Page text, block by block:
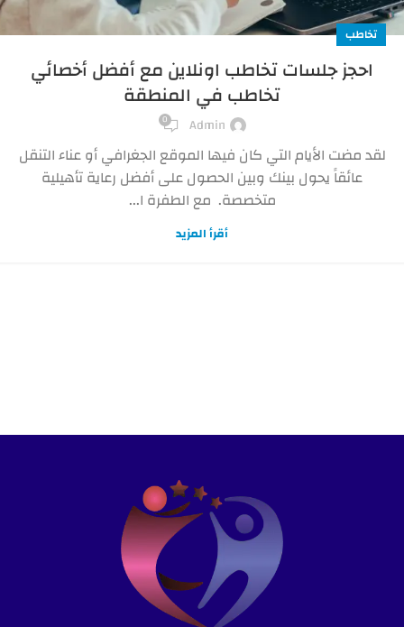
تخاطب
احجز جلسات تخاطب اونلاين مع أفضل أخصائي
تخاطب في المنطقة
Admin
0
لقد مضت الأيام التي كان فيها الموقع الجغرافي أو عناء التنقل
عائقاً يحول بينك وبين الحصول على أفضل رعاية تأهيلية
متخصصة. مع الطفرة ا...
أقرأ المزيد